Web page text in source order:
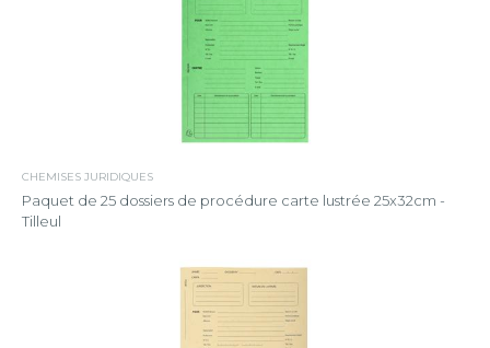
CHEMISES JURIDIQUES
Paquet de 25 dossiers de procédure carte lustrée 25x32cm -
Tilleul